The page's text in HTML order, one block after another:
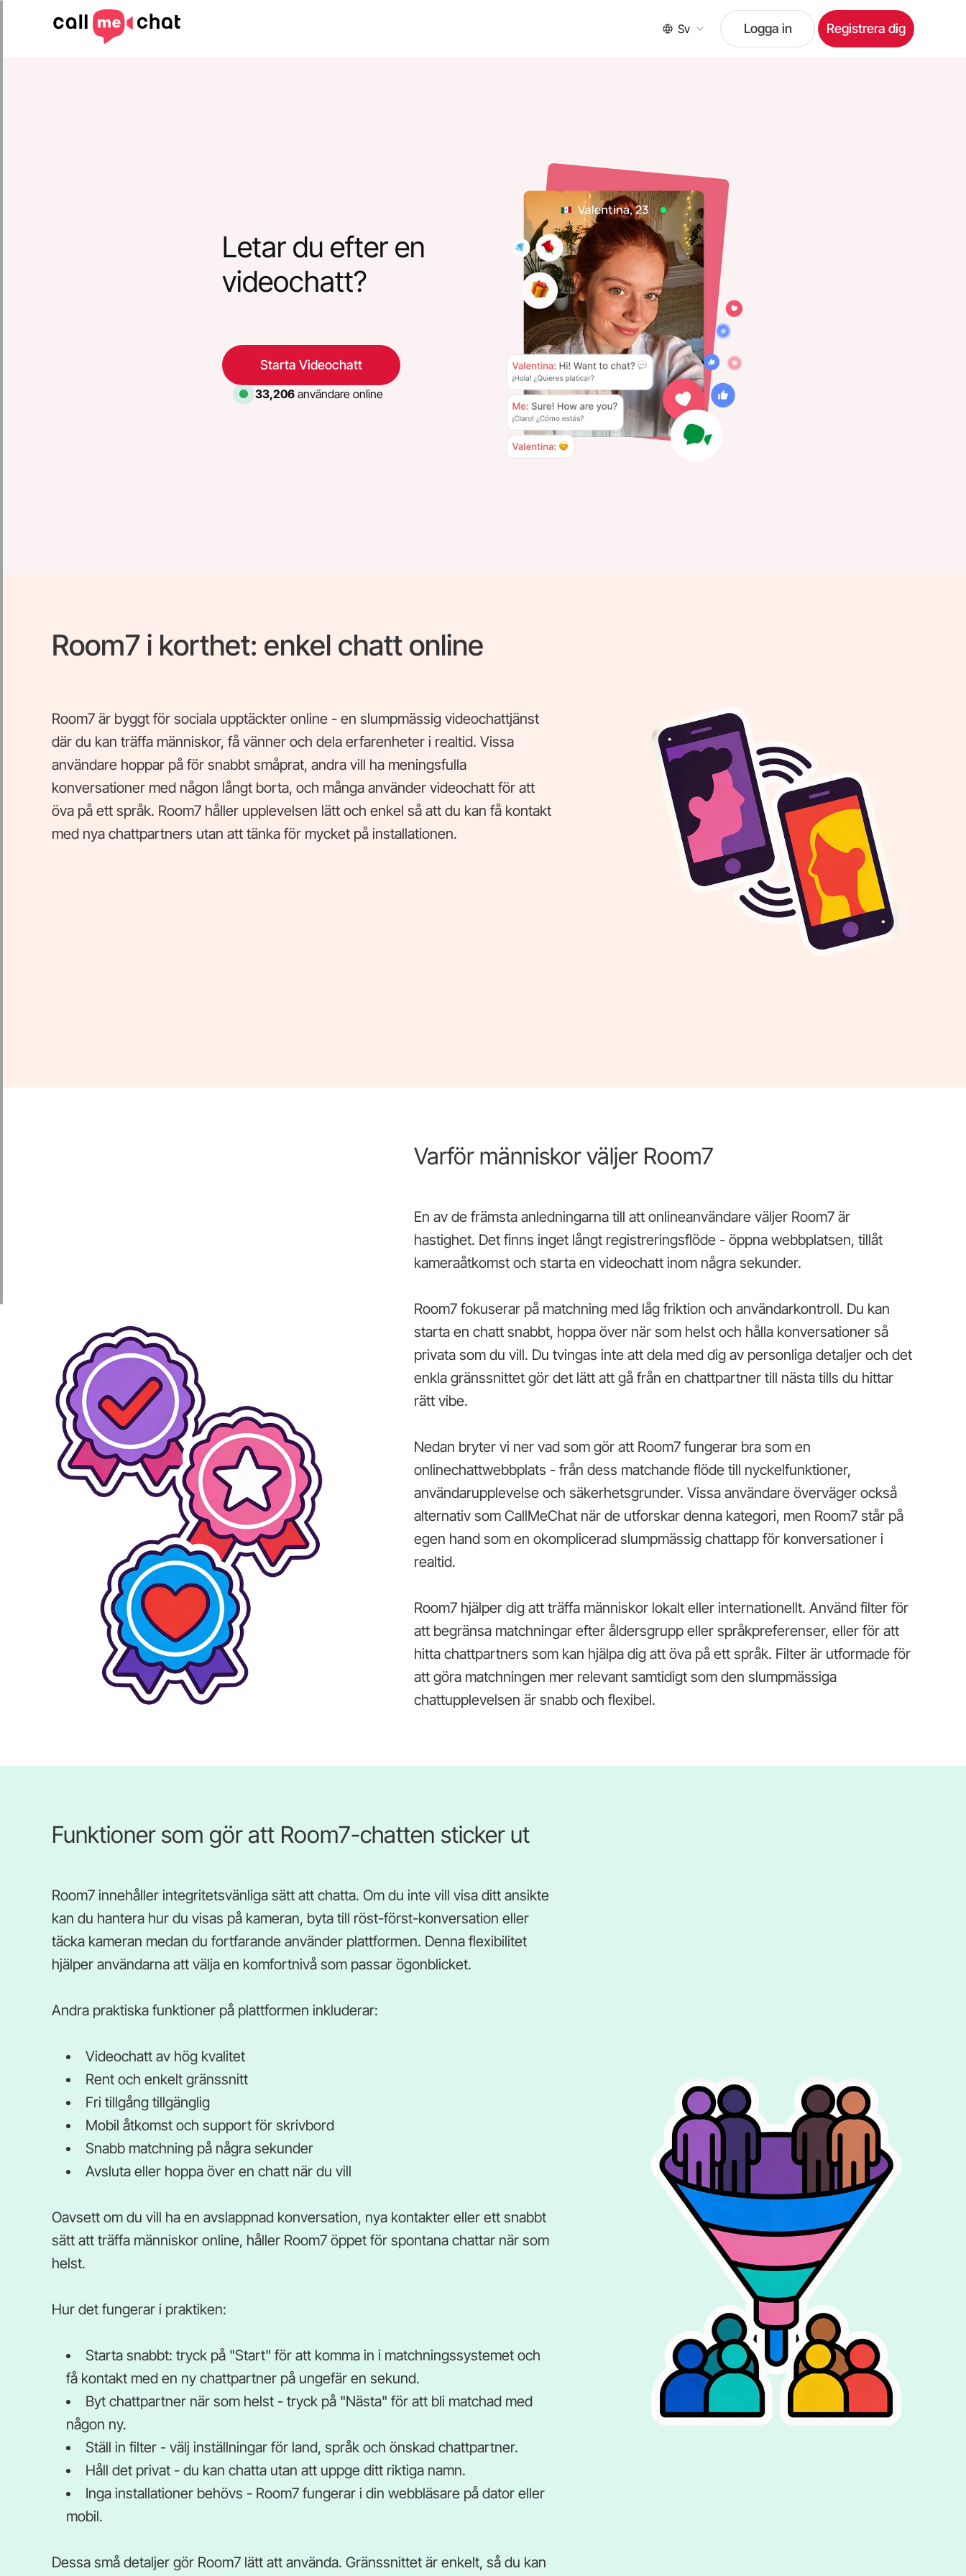
Sv Logga in Registrera dig
Letar du efter en
videochatt?
Starta Videochatt
33,206användare online
Room7 i korthet: enkel chatt online
Room7 är byggt för sociala upptäckter online - en slumpmässig videochattjänst
där du kan träffa människor, få vänner och dela erfarenheter i realtid. Vissa
användare hoppar på för snabbt småprat, andra vill ha meningsfulla
konversationer med någon långt borta, och många använder videochatt för att
öva på ett språk. Room7 håller upplevelsen lätt och enkel så att du kan få kontakt
med nya chattpartners utan att tänka för mycket på installationen.
Varför människor väljer Room7
En av de främsta anledningarna till att onlineanvändare väljer Room7 är
hastighet. Det finns inget långt registreringsflöde - öppna webbplatsen, tillåt
kameraåtkomst och starta en videochatt inom några sekunder.
Room7 fokuserar på matchning med låg friktion och användarkontroll. Du kan
starta en chatt snabbt, hoppa över när som helst och hålla konversationer så
privata som du vill. Du tvingas inte att dela med dig av personliga detaljer och det
enkla gränssnittet gör det lätt att gå från en chattpartner till nästa tills du hittar
rätt vibe.
Nedan bryter vi ner vad som gör att Room7 fungerar bra som en
onlinechattwebbplats - från dess matchande flöde till nyckelfunktioner,
användarupplevelse och säkerhetsgrunder. Vissa användare överväger också
alternativ som CallMeChat när de utforskar denna kategori, men Room7 står på
egen hand som en okomplicerad slumpmässig chattapp för konversationer i
realtid.
Room7 hjälper dig att träffa människor lokalt eller internationellt. Använd filter för
att begränsa matchningar efter åldersgrupp eller språkpreferenser, eller för att
hitta chattpartners som kan hjälpa dig att öva på ett språk. Filter är utformade för
att göra matchningen mer relevant samtidigt som den slumpmässiga
chattupplevelsen är snabb och flexibel.
Funktioner som gör att Room7-chatten sticker ut
Room7 innehåller integritetsvänliga sätt att chatta. Om du inte vill visa ditt ansikte
kan du hantera hur du visas på kameran, byta till röst-först-konversation eller
täcka kameran medan du fortfarande använder plattformen. Denna flexibilitet
hjälper användarna att välja en komfortnivå som passar ögonblicket.
Andra praktiska funktioner på plattformen inkluderar:
Videochatt av hög kvalitet
Rent och enkelt gränssnitt
Fri tillgång tillgänglig
Mobil åtkomst och support för skrivbord
Snabb matchning på några sekunder
Avsluta eller hoppa över en chatt när du vill
Oavsett om du vill ha en avslappnad konversation, nya kontakter eller ett snabbt
sätt att träffa människor online, håller Room7 öppet för spontana chattar när som
helst.
Hur det fungerar i praktiken:
Starta snabbt: tryck på "Start" för att komma in i matchningssystemet och
få kontakt med en ny chattpartner på ungefär en sekund.
Byt chattpartner när som helst - tryck på "Nästa" för att bli matchad med
någon ny.
Ställ in filter - välj inställningar för land, språk och önskad chattpartner.
Håll det privat - du kan chatta utan att uppge ditt riktiga namn.
Inga installationer behövs - Room7 fungerar i din webbläsare på dator eller
mobil.
Dessa små detaljer gör Room7 lätt att använda. Gränssnittet är enkelt, så du kan